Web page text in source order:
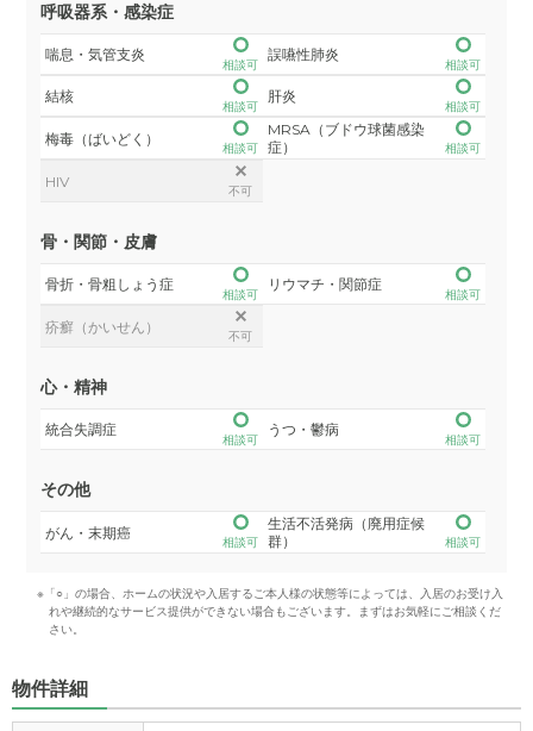
呼吸器系・感染症
喘息・気管支炎
相談可
誤嚥性肺炎
相談可
結核
相談可
肝炎
相談可
梅毒（ばいどく）
相談可
MRSA（ブドウ球菌感染
症）
相談可
HIV
不可
骨・関節・皮膚
骨折・骨粗しょう症
相談可
リウマチ・関節症
相談可
疥癬（かいせん）
不可
心・精神
統合失調症
相談可
うつ・鬱病
相談可
その他
がん・末期癌
相談可
生活不活発病（廃用症候
群）
相談可
※「○」の場合、ホームの状況や入居するご本人様の状態等によっては、入居のお受け入
れや継続的なサービス提供ができない場合もございます。まずはお気軽にご相談くだ
さい。
物件詳細